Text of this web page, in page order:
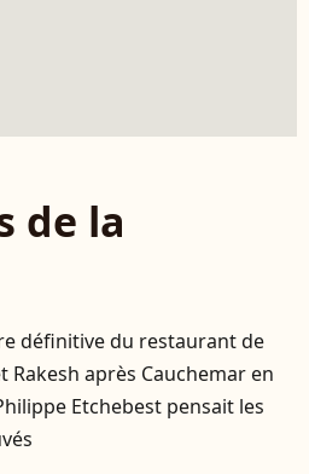
de la
définitive du restaurant de
Rakesh après Cauchemar en
Etchebest pensait les